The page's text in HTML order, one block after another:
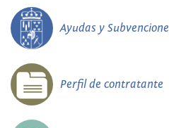
Ayudas y
Perfil de contratante